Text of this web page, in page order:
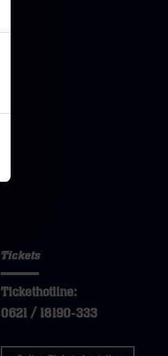
Tickets
Tickethotline:
0621 / 18190-333